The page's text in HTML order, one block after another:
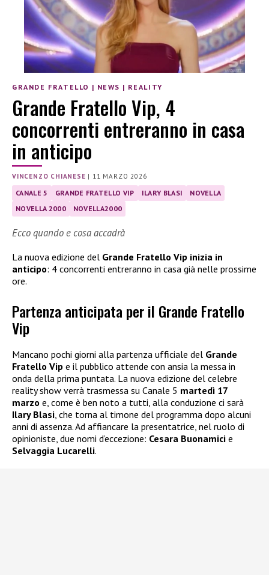
GRANDE FRATELLO | NEWS | REALITY
Grande Fratello Vip, 4
concorrenti entreranno in casa
in anticipo
VINCENZO CHIANESE | 11 MARZO 2026
CANALE 5 GRANDE FRATELLO VIP ILARY BLASI
NOVELLA
NOVELLA 2000
NOVELLA2000
Ecco quando e cosa accadrà
La nuova edizione del Grande Fratello Vip inizia in
anticipo: 4 concorrenti entreranno in casa già nelle prossime
ore.
Partenza anticipata per il Grande Fratello
Vip
Mancano pochi giorni alla partenza ufficiale del Grande
Fratello Vip e il pubblico attende con ansia la messa in
onda della prima puntata. La nuova edizione del celebre
reality show verrà trasmessa su Canale 5 martedì 17
marzo e, come è ben noto a tutti, alla conduzione ci sarà
Ilary Blasi, che torna al timone del programma dopo alcuni
anni di assenza. Ad affiancare la presentatrice, nel ruolo di
opinioniste, due nomi d’eccezione: Cesara Buonamici e
Selvaggia Lucarelli.